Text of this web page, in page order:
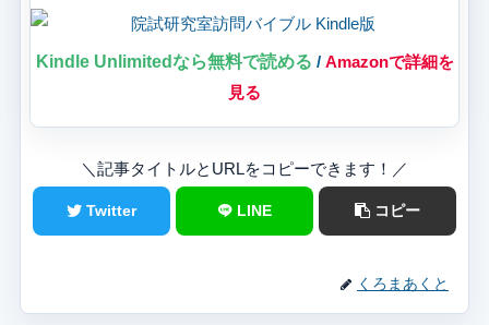
Kindle Unlimitedなら無料で読める / Amazonで詳細を
見る
＼記事タイトルとURLをコピーできます！／
Twitter LINE コピー
くろまあくと